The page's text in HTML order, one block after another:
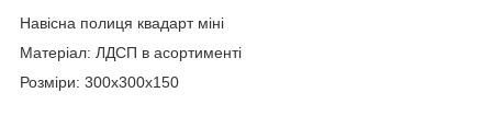
Навісна полиця квадарт міні
Матеріал: ЛДСП в асортименті
Розміри: 300х300х150